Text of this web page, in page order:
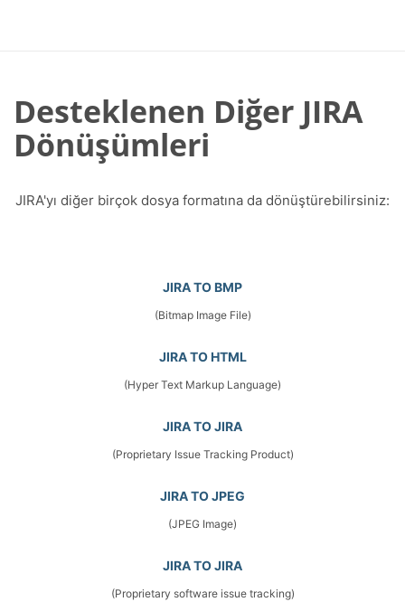
Desteklenen Diğer JIRA
Dönüşümleri
JIRA'yı diğer birçok dosya formatına da dönüştürebilirsiniz:
JIRA TO BMP
(Bitmap Image File)
JIRA TO HTML
(Hyper Text Markup Language)
JIRA TO JIRA
(Proprietary Issue Tracking Product)
JIRA TO JPEG
(JPEG Image)
JIRA TO JIRA
(Proprietary software issue tracking)